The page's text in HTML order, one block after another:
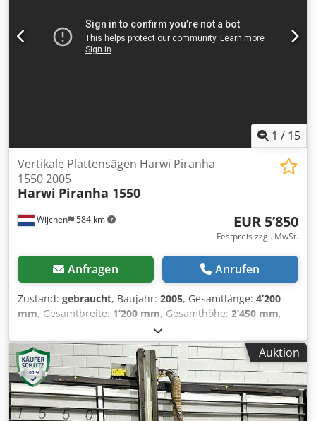
1 / 15
Wijchen 584 km
Vertikale Plattensägen Harwi Piranha
1550 2005
Harwi Piranha 1550
EUR 5’850
Festpreis zzgl. MwSt.
Anfragen Anrufen
Zustand: gebraucht, Baujahr: 2005, Gesamtlänge: 4’200
mm, Gesamtbreite: 1’200 mm, Gesamthöhe: 2’450 mm,
Farbe: Grau Gewicht: 485 kg - Baujahr: 2005 -
Dokumentation verfügbar: Nein - CE-Kennzeichnung
vorhanden: Ja - CE-Zertifikat vorhanden: Nein -
Seriennummer: 25005630 - Max. Schnitthöhe horizontal
[mm]: 1550 - Max. Schnittbreite [mm]: 3300 - Max.
Schnitttiefe [mm]: 55 - Min. Sägeblattdurchmesser [mm]:
250 - Max. Sägeblattdurchmesser [mm]: 250 -
Auktion